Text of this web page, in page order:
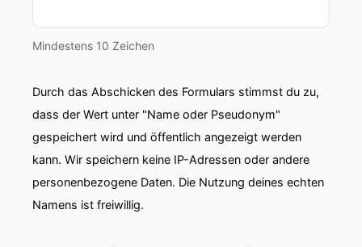
Mindestens 10 Zeichen
Durch das Abschicken des Formulars stimmst du zu,
dass der Wert unter "Name oder Pseudonym"
gespeichert wird und öffentlich angezeigt werden
kann. Wir speichern keine IP-Adressen oder andere
personenbezogene Daten. Die Nutzung deines echten
Namens ist freiwillig.